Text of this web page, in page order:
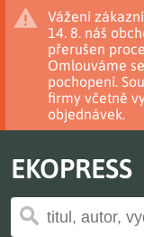
Vážení
14. 8. náš
přerušen
Omlouváme
pochopení.
firmy včetně
objednávek.
EKOPRESS